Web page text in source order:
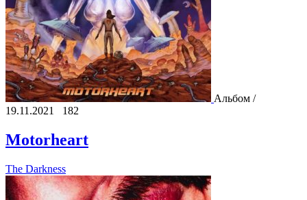
Альбом /
19.11.2021
182
Motorheart
The Darkness